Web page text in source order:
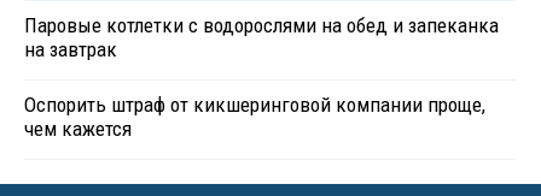
Паровые котлетки с водорослями на обед и запеканка
на завтрак
Оспорить штраф от кикшеринговой компании проще,
чем кажется